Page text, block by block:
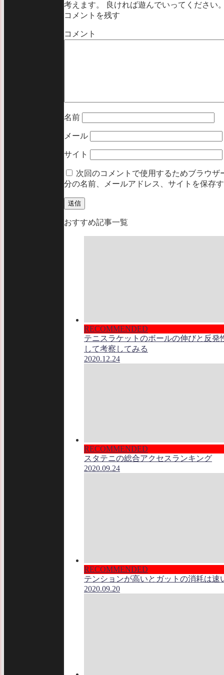
考えます。 良ければ遊んでいってください
コメントを残す
コメント
名前
メール
サイト
次回のコメントで使用するためブラウザ
分の名前、メールアドレス、サイトを保存
おすすめ記事一覧
RECOMMENDED
テニスラケットのボールの伸びと反発
して考察してみる
2020.12.24
RECOMMENDED
スタテニの総合アクセスランキング
2020.09.24
RECOMMENDED
テンションが高いとガットの消耗は速
2020.09.20